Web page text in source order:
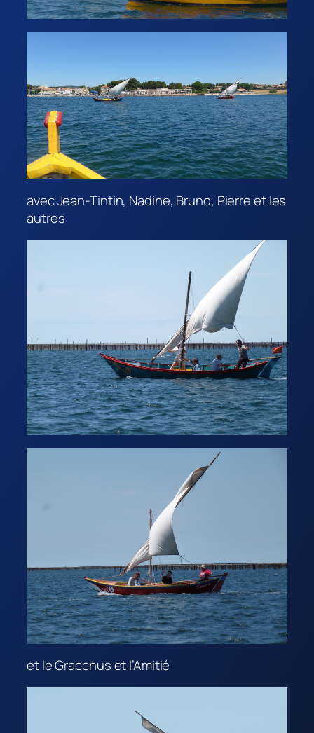
avec Jean-Tintin, Nadine, Bruno, Pierre et les
autres
et le Gracchus et l’Amitié